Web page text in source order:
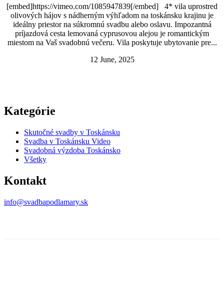
[embed]https://vimeo.com/1085947839[/embed] 4* vila uprostred
olivových hájov s nádherným výhľadom na toskánsku krajinu je
ideálny priestor na súkromnú svadbu alebo oslavu. Impozantná
príjazdová cesta lemovaná cyprusovou alejou je romantickým
miestom na Vaš svadobnú večeru. Vila poskytuje ubytovanie pre...
12 June, 2025
Kategórie
Skutočné svadby v Toskánsku
Svadba v Toskánsku Video
Svadobná výzdoba Toskánsko
Všetky
Kontakt
info@svadbapodlamary.sk